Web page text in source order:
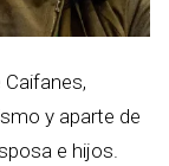
y aparte de
e hijos.